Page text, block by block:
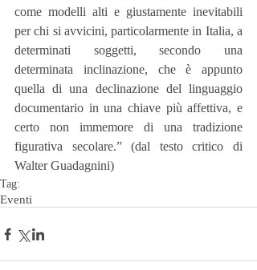
come modelli alti e giustamente inevitabili
per chi si avvicini, particolarmente in Italia, a
determinati soggetti, secondo una
determinata inclinazione, che è appunto
quella di una declinazione del linguaggio
documentario in una chiave più affettiva, e
certo non immemore di una tradizione
figurativa secolare.” (dal testo critico di
Walter Guadagnini)
Tag:
Eventi